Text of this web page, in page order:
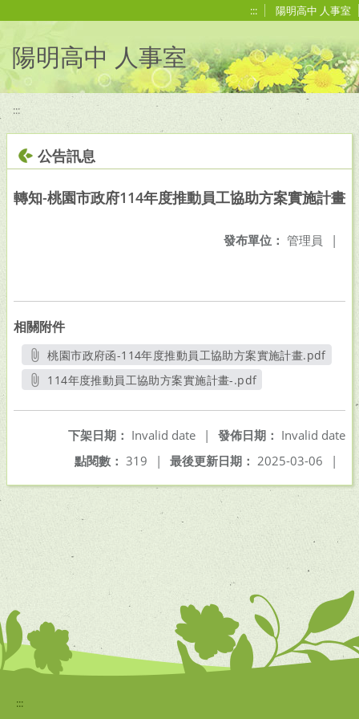
::: 陽明高中 人事室
陽明高中 人事室
:::
公告訊息
轉知-桃園市政府114年度推動員工協助方案實施計畫
發布單位： 管理員 |
相關附件
桃園市政府函-114年度推動員工協助方案實施計畫.pdf
另開新視窗
114年度推動員工協助方案實施計畫-.pdf
發佈日期： Invalid date
下架日期： Invalid date
|
最後更新日期： 2025-03-06 |
點閱數： 319 |
:::